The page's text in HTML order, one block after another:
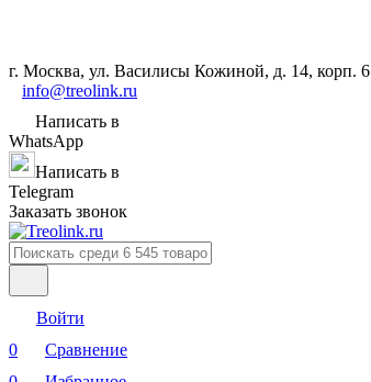
г. Москва, ул. Василисы Кожиной, д. 14, корп. 6
info@treolink.ru
Написать в
WhatsApp
Написать в
Telegram
Заказать звонок
Войти
0
Сравнение